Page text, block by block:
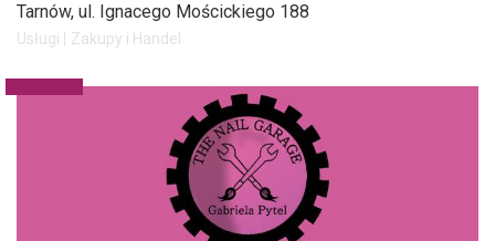
Tarnów, ul. Ignacego Mościckiego 188
Usługi Zakupy i Handel